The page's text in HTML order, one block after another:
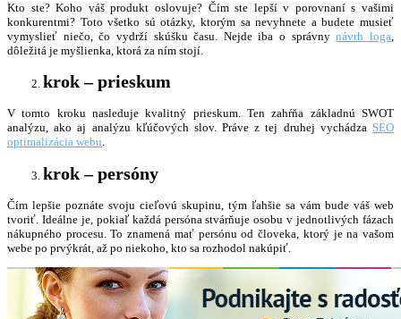
Kto ste? Koho váš produkt oslovuje? Čím ste lepší v porovnaní s vašimi
konkurentmi? Toto všetko sú otázky, ktorým sa nevyhnete a budete musieť
vymyslieť niečo, čo vydrží skúšku času. Nejde iba o správnynávrh loga,
dôležitá je myšlienka, ktorá za ním stojí.
krok – prieskum
V tomto kroku nasleduje kvalitný prieskum. Ten zahŕňa základnú SWOT
analýzu, ako aj analýzu kľúčových slov. Práve z tej druhej vychádza SEO
optimalizácia webu.
krok – persóny
Čím lepšie poznáte svoju cieľovú skupinu, tým ľahšie sa vám bude váš web
tvoriť. Ideálne je, pokiaľ každá persóna stvárňuje osobu v jednotlivých fázach
nákupného procesu. To znamená mať persónu od človeka, ktorý je na vašom
webe po prvýkrát, až po niekoho, kto sa rozhodol nakúpiť.